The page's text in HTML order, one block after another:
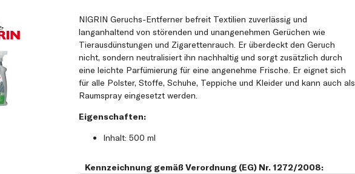
NIGRIN Geruchs-Entferner befreit Textilien zuverlässig und
langanhaltend von störenden und unangenehmen Gerüchen wie
Tierausdünstungen und Zigarettenrauch. Er überdeckt den Geruch
nicht, sondern neutralisiert ihn nachhaltig und sorgt zusätzlich durch
eine leichte Parfümierung für eine angenehme Frische. Er eignet sich
für alle Polster, Stoffe, Schuhe, Teppiche und Kleider und kann auch als
Raumspray eingesetzt werden.
Eigenschaften:
Inhalt: 500 ml
Kennzeichnung gemäß Verordnung (EG) Nr. 1272/2008: